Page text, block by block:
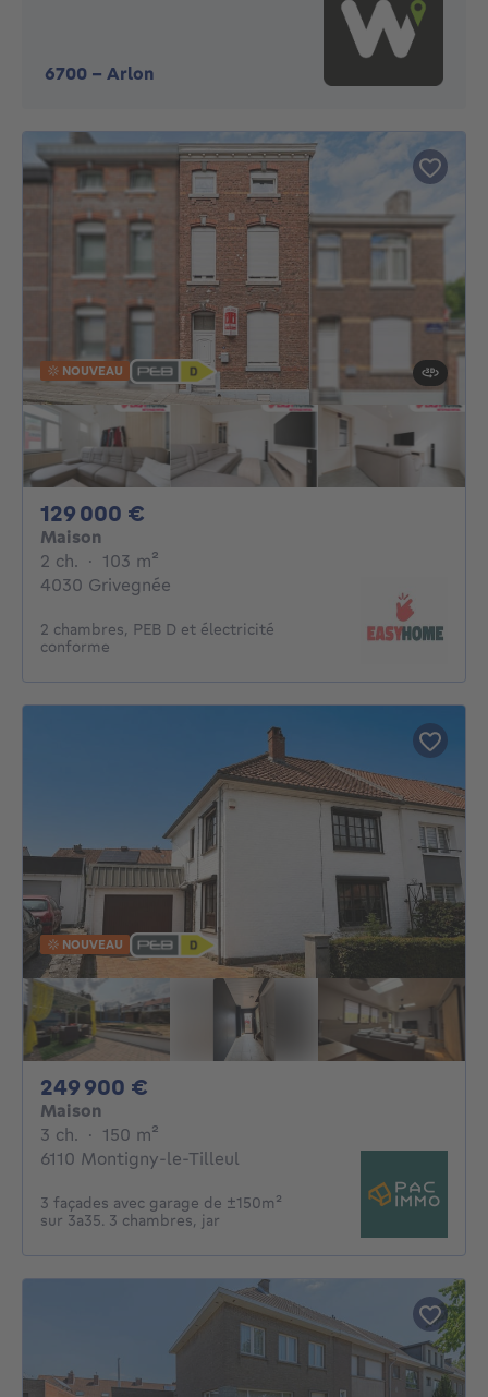
6700 - Arlon
NOUVEAU
129 000 €
Maison
2 ch. 2 chambres
· 103 m²
4030 Grivegnée
2 chambres, PEB D et électricité
conforme
NOUVEAU
249 900 €
Maison
3 ch. 3 chambres
· 150 m²
6110 Montigny-le-Tilleul
3 façades avec garage de ±150m²
sur 3a35. 3 chambres, jar